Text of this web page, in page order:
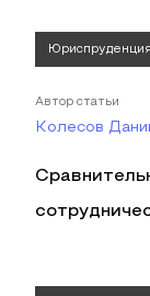
Юриспруденция
Автор статьи
Колесов